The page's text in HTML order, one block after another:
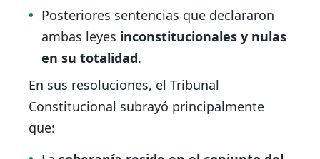
Posteriores sentencias que declararon
ambas leyes inconstitucionales y nulas
en su totalidad.
En sus resoluciones, el Tribunal
Constitucional subrayó principalmente
que: